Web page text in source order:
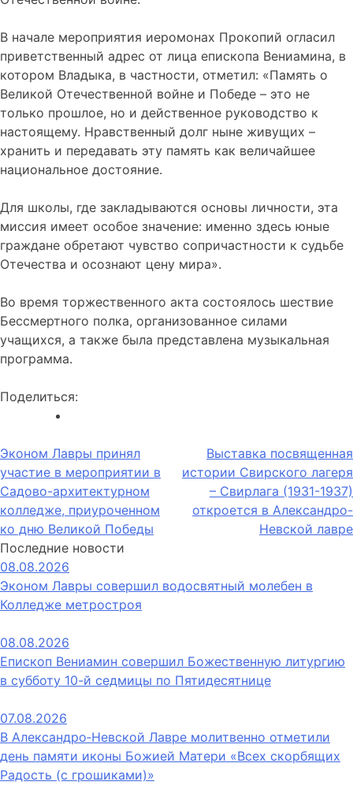
В начале мероприятия иеромонах Прокопий огласил
приветственный адрес от лица епископа Вениамина, в
котором Владыка, в частности, отметил: «Память о
Великой Отечественной войне и Победе – это не
только прошлое, но и действенное руководство к
настоящему. Нравственный долг ныне живущих –
хранить и передавать эту память как величайшее
национальное достояние.
Для школы, где закладываются основы личности, эта
миссия имеет особое значение: именно здесь юные
граждане обретают чувство сопричастности к судьбе
Отечества и осознают цену мира».
Во время торжественного акта состоялось шествие
Бессмертного полка, организованное силами
учащихся, а также была представлена музыкальная
программа.
Поделиться:
Навигация
по
записям
Эконом Лавры принял
участие в мероприятии в
Садово-архитектурном
колледже, приуроченном
ко дню Великой Победы
Выставка посвященная
истории Свирского лагеря
– Свирлага (1931-1937)
откроется в Александро-
Невской лавре
Последние новости
08.08.2026
Эконом Лавры совершил водосвятный молебен в
Колледже метростроя
08.08.2026
Епископ Вениамин совершил Божественную литургию
в субботу 10-й седмицы по Пятидесятнице
07.08.2026
В Александро‑Невской Лавре молитвенно отметили
день памяти иконы Божией Матери «Всех скорбящих
Радость (с грошиками)»